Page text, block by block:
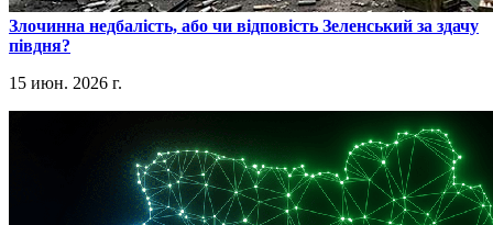
​Злочинна недбалість, або чи відповість Зеленський за здачу
півдня?
15 июн. 2026 г.